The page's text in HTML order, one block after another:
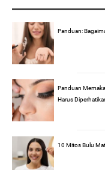
Panduan:
Panduan
Harus
10 Mitos Bulu